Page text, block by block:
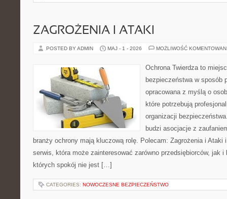
ZAGROŻENIA I ATAKI
POSTED BY ADMIN MAJ - 1 - 2026 MOŻLIWOŚĆ
Ochrona Twierdza to
bezpieczeństwa w sposób
opracowana z myślą o
które potrzebują
organizacji
budzi asocjacje z
branży ochrony mają kluczową rolę. Polecam: Zagrożenia i Ataki
serwis, która może zainteresować zarówno przedsiębiorców, jak
których spokój nie jest […]
CATEGORIES: NOWOCZESNE BEZPIECZEŃSTWO